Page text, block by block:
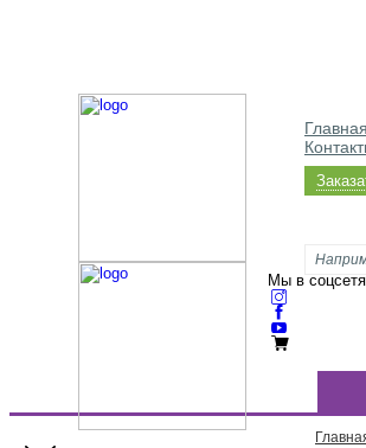
Главная
Мы в